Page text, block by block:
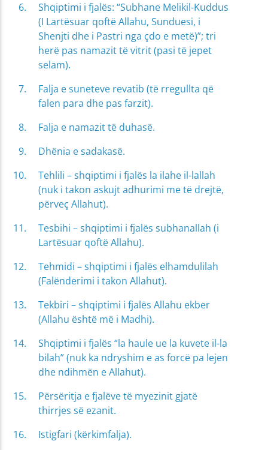
Shqiptimi i fjalës: “Subhane Melikil-Kuddus
(I Lartësuar qoftë Allahu, Sunduesi, i
Shenjti dhe i Pastri nga çdo e metë)”; tri
herë pas namazit të vitrit (pasi të jepet
selam).
Falja e suneteve revatib (të rregullta që
falen para dhe pas farzit).
Falja e namazit të duhasë.
Dhënia e sadakasë.
Tehlili – shqiptimi i fjalës la ilahe il-lallah
(nuk i takon askujt adhurimi me të drejtë,
përveç Allahut).
Tesbihi – shqiptimi i fjalës subhanallah (i
Lartësuar qoftë Allahu).
Tehmidi – shqiptimi i fjalës elhamdulilah
(Falënderimi i takon Allahut).
Tekbiri – shqiptimi i fjalës Allahu ekber
(Allahu është më i Madhi).
Shqiptimi i fjalës “la haule ue la kuvete il-la
bilah” (nuk ka ndryshim e as forcë pa lejen
dhe ndihmën e Allahut).
Përsëritja e fjalëve të myezinit gjatë
thirrjes së ezanit.
Istigfari (kërkimfalja).